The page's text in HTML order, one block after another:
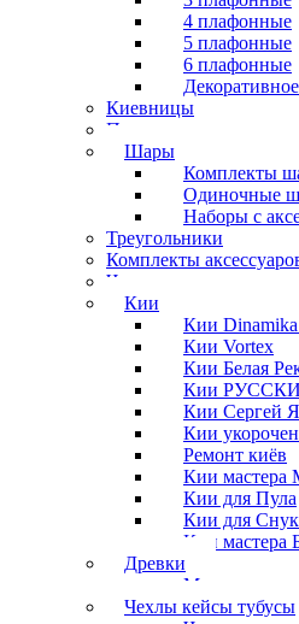
4 плафонные
5 плафонные
6 плафонные
Киевницы
Полочки
Шары
Комплекты
Одиночные
Наборы с
Треугольники
Комплекты
Часы
Кии
Кии
Кии Vortex
Кии Белая
Кии
Кии Сергей
Кии
Ремонт киёв
Кии мастера
Кии для Пула
Кии для
Кии мастера
Древки
Мосты для
Чехлы кейсы тубусы